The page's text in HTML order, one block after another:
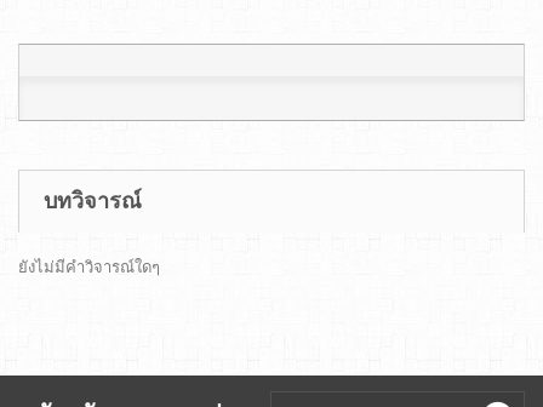
บทวิจารณ์
ยังไม่มีคำวิจารณ์ใดๆ